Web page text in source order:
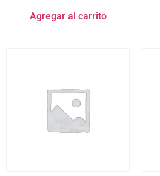
Agregar al carrito